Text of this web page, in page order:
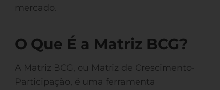
mercado.
O Que É a Matriz BCG?
A Matriz BCG, ou Matriz de Crescimento-
Participação, é uma ferramenta